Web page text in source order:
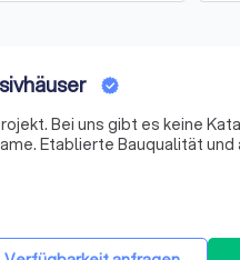
Bei uns gibt es keine
Etablierte Bauqualität